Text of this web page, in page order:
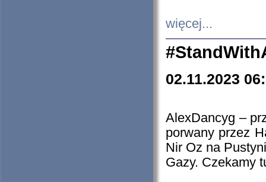
więcej...
02.11.2023
AlexDancyg –
porwany przez
Nir Oz na
Gazy. Czekamy